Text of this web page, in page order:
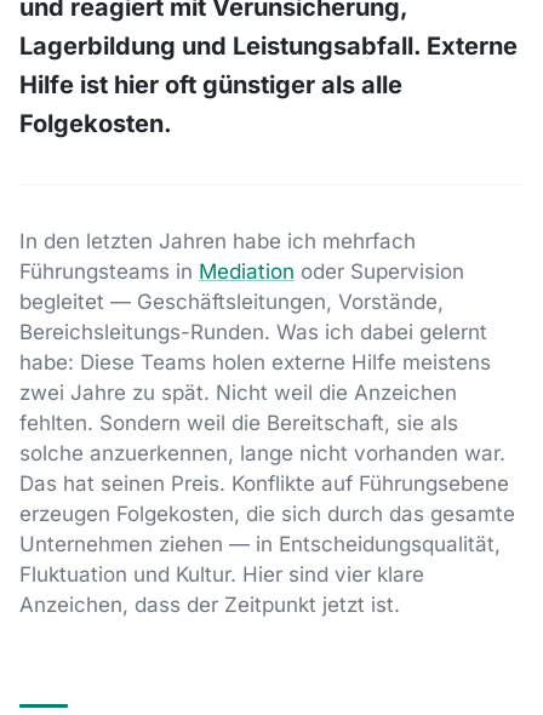
und reagiert mit Verunsicherung,
Lagerbildung und Leistungsabfall. Externe
Hilfe ist hier oft günstiger als alle
Folgekosten.
In den letzten Jahren habe ich mehrfach
Führungsteams in Mediation oder Supervision
begleitet — Geschäftsleitungen, Vorstände,
Bereichsleitungs-Runden. Was ich dabei gelernt
habe: Diese Teams holen externe Hilfe meistens
zwei Jahre zu spät. Nicht weil die Anzeichen
fehlten. Sondern weil die Bereitschaft, sie als
solche anzuerkennen, lange nicht vorhanden war.
Das hat seinen Preis. Konflikte auf Führungsebene
erzeugen Folgekosten, die sich durch das gesamte
Unternehmen ziehen — in Entscheidungsqualität,
Fluktuation und Kultur. Hier sind vier klare
Anzeichen, dass der Zeitpunkt jetzt ist.